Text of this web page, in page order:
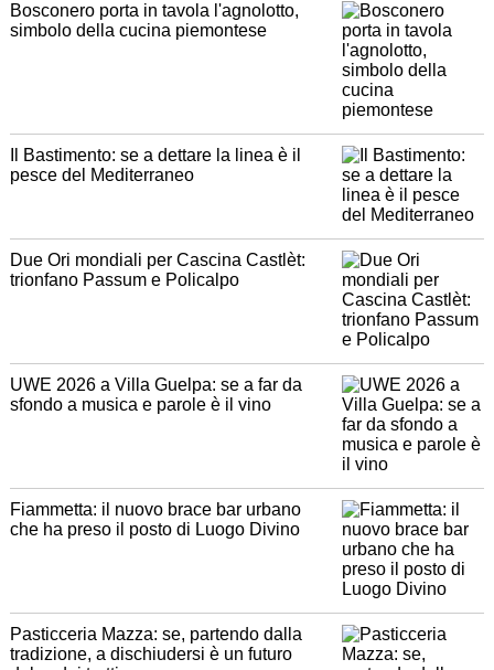
Bosconero porta in tavola l'agnolotto,
simbolo della cucina piemontese
Il Bastimento: se a dettare la linea è il
pesce del Mediterraneo
Due Ori mondiali per Cascina Castlèt:
trionfano Passum e Policalpo
UWE 2026 a Villa Guelpa: se a far da
sfondo a musica e parole è il vino
Fiammetta: il nuovo brace bar urbano
che ha preso il posto di Luogo Divino
Pasticceria Mazza: se, partendo dalla
tradizione, a dischiudersi è un futuro